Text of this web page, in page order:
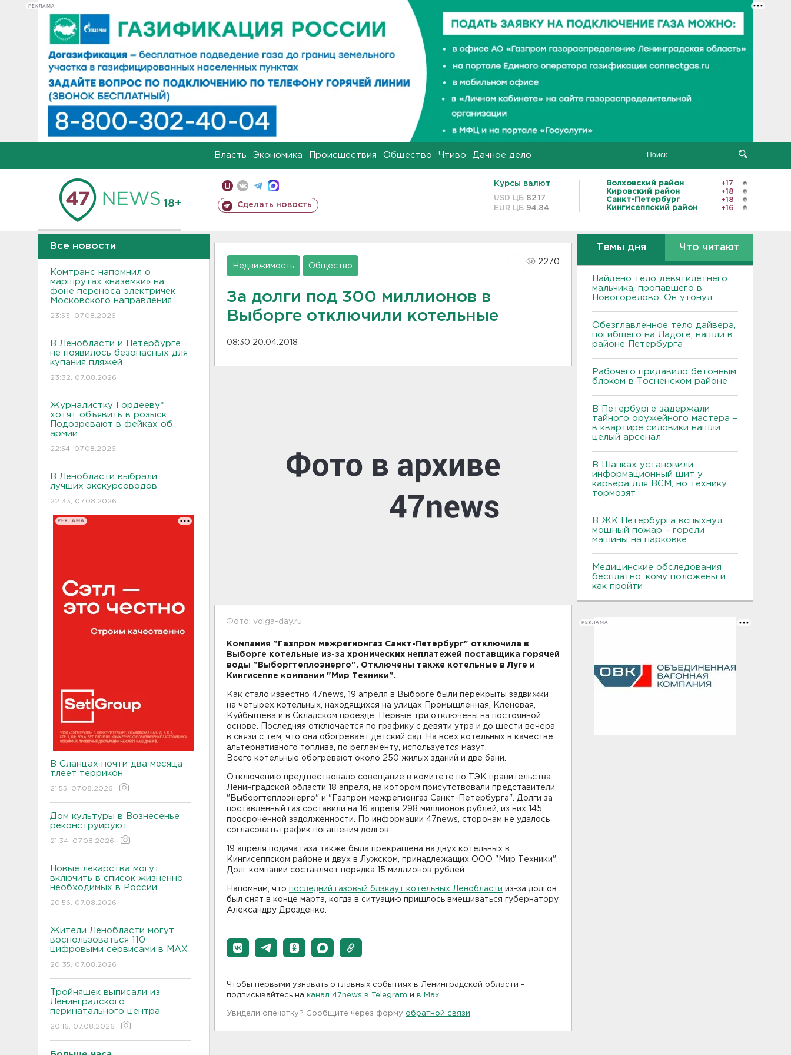
РЕКЛАМА
Власть Экономика Происшествия Общество Чтиво Дачное дело
18+ Сделать новость
Курсы валют
USD ЦБ 82.17
EUR ЦБ 94.84
Волховский район
+17
Кировский район
+18
Санкт-Петербург
+18
Кингисеппский район
+16
Все новости
Комтранс напомнил о
маршрутах «наземки» на
фоне переноса электричек
Московского направления
23:53, 07.08.2026
В Ленобласти и Петербурге
не появилось безопасных для
купания пляжей
23:32, 07.08.2026
Журналистку Гордееву*
хотят объявить в розыск.
Подозревают в фейках об
армии
22:54, 07.08.2026
В Ленобласти выбрали
лучших экскурсоводов
22:33, 07.08.2026
РЕКЛАМА
В Сланцах почти два месяца
тлеет террикон
21:55, 07.08.2026
Дом культуры в Вознесенье
реконструируют
21:34, 07.08.2026
Новые лекарства могут
включить в список жизненно
необходимых в России
20:56, 07.08.2026
Жители Ленобласти могут
воспользоваться 110
цифровыми сервисами в МАХ
20:35, 07.08.2026
Тройняшек выписали из
Ленинградского
перинатального центра
20:16, 07.08.2026
Недвижимость Общество
2270
За долги под 300 миллионов в
Выборге отключили котельные
08:30 20.04.2018
Фото: volga-day.ru
Компания "Газпром межрегионгаз Санкт-Петербург" отключила в
Выборге котельные из-за хронических неплатежей поставщика горячей
воды "Выборгтеплоэнерго". Отключены также котельные в Луге и
Кингисеппе компании "Мир Техники".
Как стало известно 47news, 19 апреля в Выборге были перекрыты задвижки
на четырех котельных, находящихся на улицах Промышленная, Кленовая,
Куйбышева и в Складском проезде. Первые три отключены на постоянной
основе. Последняя отключается по графику с девяти утра и до шести вечера
в связи с тем, что она обогревает детский сад. На всех котельных в качестве
альтернативного топлива, по регламенту, используется мазут.
Всего котельные обогревают около 250 жилых зданий и две бани.
Отключению предшествовало совещание в комитете по ТЭК правительства
Ленинградской области 18 апреля, на котором присутствовали представители
"Выборгтеплоэнерго" и "Газпром межрегионгаз Санкт-Петербурга". Долги за
поставленный газ составили на 16 апреля 298 миллионов рублей, из них 145
просроченной задолженности. По информации 47news, сторонам не удалось
согласовать график погашения долгов.
19 апреля подача газа также была прекращена на двух котельных в
Кингисеппском районе и двух в Лужском, принадлежащих ООО "Мир Техники".
Долг компании составляет порядка 15 миллионов рублей.
Напомним, что последний газовый блэкаут котельных Ленобласти из-за долгов
был снят в конце марта, когда в ситуацию пришлось вмешиваться губернатору
Александру Дрозденко.
Чтобы первыми узнавать о главных событиях в Ленинградской области -
подписывайтесь на канал 47news в Telegram и в Maх
Увидели опечатку? Сообщите через форму обратной связи
Темы дня Что читают
Найдено тело девятилетнего
мальчика, пропавшего в
Новогорелово. Он утонул
Обезглавленное тело дайвера,
погибшего на Ладоге, нашли в
районе Петербурга
Рабочего придавило бетонным
блоком в Тосненском районе
В Петербурге задержали
тайного оружейного мастера –
в квартире силовики нашли
целый арсенал
В Шапках установили
информационный щит у
карьера для ВСМ, но технику
тормозят
В ЖК Петербурга вспыхнул
мощный пожар – горели
машины на парковке
Медицинские обследования
бесплатно: кому положены и
как пройти
РЕКЛАМА